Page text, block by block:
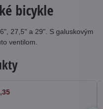
bicykle
27,5" a 29". S galuskovým
ventilom.